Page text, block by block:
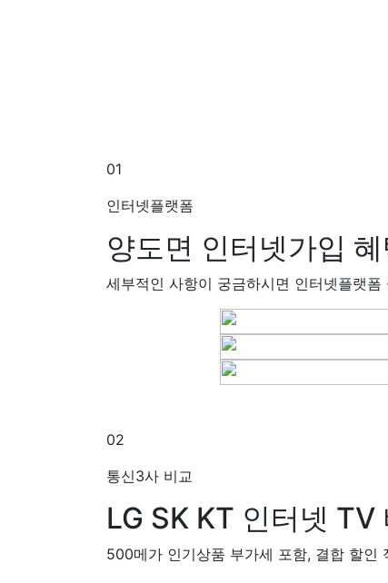
01
인터넷플랫폼
양도면 인터넷가입
세부적인 사항이 궁금하시면 인터넷플랫폼
02
통신3사 비교
LG SK KT 인터넷 TV
500메가 인기상품 부가세 포함, 결합 할인